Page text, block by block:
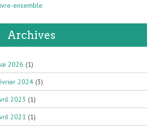
ensemble
Archives
2026 (1)
2024(3)
2023 (1)
2021 (1)